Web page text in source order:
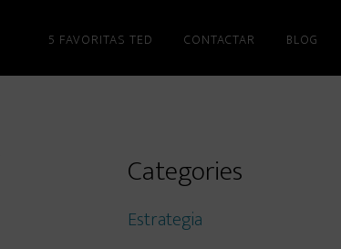
5 FAVORITAS TED CONTACTAR BLOG
Primary
Sidebar
Categories
Estrategia